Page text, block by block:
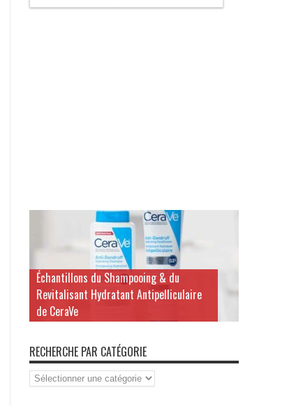
Échantillons du Shampooing & du
Revitalisant Hydratant Antipelliculaire
de CeraVe
RECHERCHE PAR CATÉGORIE
Recherche
par